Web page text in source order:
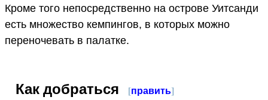
Кроме того непосредственно на острове Уитсанди
есть множество кемпингов, в которых можно
переночевать в палатке.
Как добраться [править]